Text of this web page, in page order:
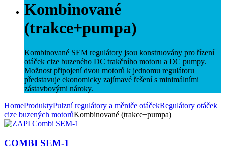
Kombinované
(trakce+pumpa)
Kombinované SEM regulátory jsou konstruovány pro řízení
otáček cize buzeného DC trakčního motoru a DC pumpy.
Možnost připojení dvou motorů k jednomu regulátoru
představuje ekonomicky zajímavé řešení s minimálními
zástavbovými nároky.
HomeProduktyPulzní regulátory a měniče otáčekRegulátory otáček
cize buzených motorůKombinované (trakce+pumpa)
COMBI SEM-1